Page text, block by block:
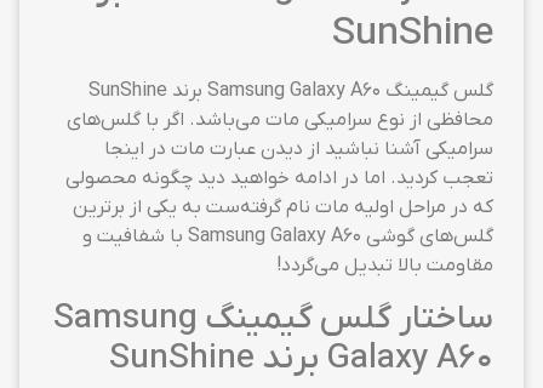
SunShine
محافظی از نوع سرامیکی مات می‌باشد. اگر با گلس‌های
سرامیکی آشنا نباشید از دیدن عبارت مات در اینجا
تعجب کردید. اما در ادامه خواهید دید چگونه محصولی
که در مراحل اولیه مات نام گرفته‌ست به یکی از برترین
گلس‌های گوشی Samsung Galaxy A60 با شفافیت و
مقاومت بالا تبدیل می‌گردد!
ساختار گلس گیمینگ Samsung
Galaxy A60 برند SunShine